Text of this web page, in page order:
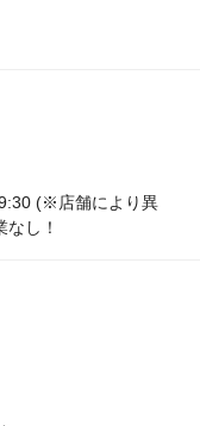
(※店舗により異
し！